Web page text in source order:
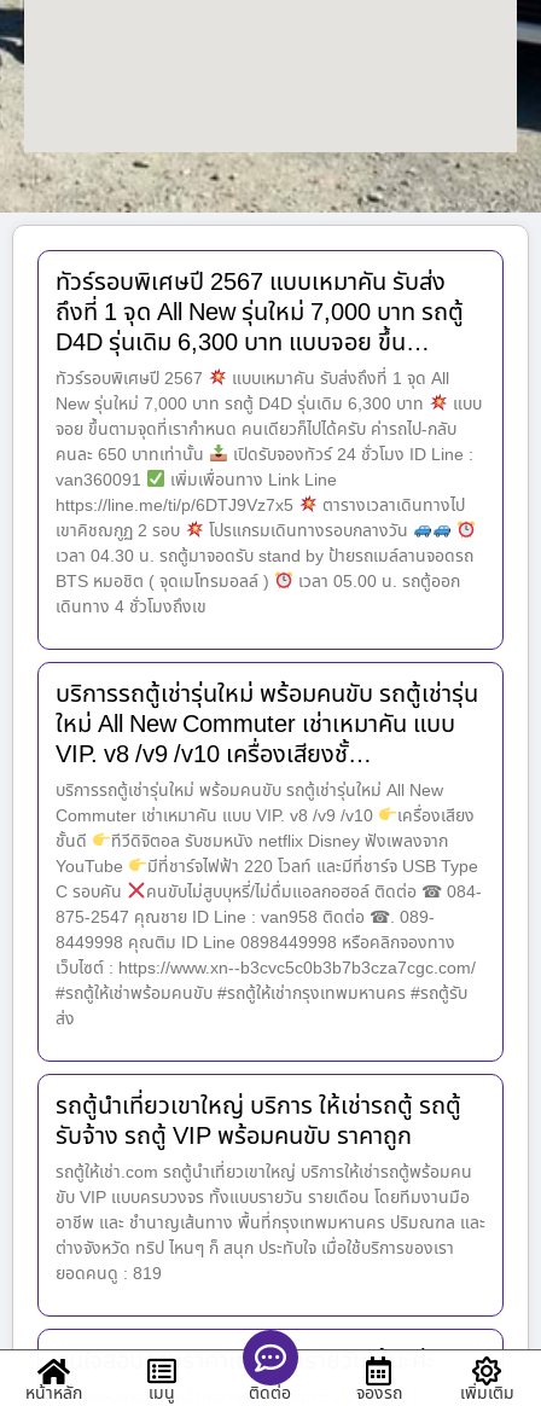
ทัวร์รอบพิเศษปี 2567 แบบเหมาคัน รับส่ง
ถึงที่ 1 จุด All New รุ่นใหม่ 7,000 บาท รถตู้
D4D รุ่นเดิม 6,300 บาท แบบจอย ขึ้น…
ทัวร์รอบพิเศษปี 2567
แบบเหมาคัน รับส่งถึงที่ 1 จุด All
New รุ่นใหม่ 7,000 บาท รถตู้ D4D รุ่นเดิม 6,300 บาท
แบบ
จอย ขึ้นตามจุดที่เรากำหนด คนเดียวก็ไปได้ครับ ค่ารถไป-กลับ
คนละ 650 บาทเท่านั้น
เปิดรับจองทัวร์ 24 ชั่วโมง ID Line :
van360091
เพิ่มเพื่อนทาง Link Line
https://line.me/ti/p/6DTJ9Vz7x5
ตารางเวลาเดินทางไป
เขาคิชฌกูฏ 2 รอบ
โปรแกรมเดินทางรอบกลางวัน
เวลา 04.30 น. รถตู้มาจอดรับ stand by ป้ายรถเมล์ลานจอดรถ
BTS หมอชิต ( จุดเมโทรมอลล์ )
เวลา 05.00 น. รถตู้ออก
เดินทาง 4 ชั่วโมงถึงเข
บริการรถตู้เช่ารุ่นใหม่ พร้อมคนขับ รถตู้เช่ารุ่น
ใหม่ All New Commuter เช่าเหมาคัน แบบ
VIP. v8 /v9 /v10 เครื่องเสียงชั้…
บริการรถตู้เช่ารุ่นใหม่ พร้อมคนขับ รถตู้เช่ารุ่นใหม่ All New
Commuter เช่าเหมาคัน แบบ VIP. v8 /v9 /v10
เครื่องเสียง
ชั้นดี
ทีวีดิจิตอล รับชมหนัง netflix Disney ฟังเพลงจาก
YouTube
มีที่ชาร์จไฟฟ้า 220 โวลท์ และมีที่ชาร์จ USB Type
C รอบคัน
คนขับไม่สูบบุหรี่/ไม่ดื่มแอลกอฮอล์ ติดต่อ ☎ 084-
875-2547 คุณชาย ID Line : van958 ติดต่อ ☎. 089-
8449998 คุณติม ID Line 0898449998 หรือคลิกจองทาง
เว็บไซต์ : https://www.xn--b3cvc5c0b3b7b3cza7cgc.com/
#รถตู้ให้เช่าพร้อมคนขับ #รถตู้ให้เช่ากรุงเทพมหานคร #รถตู้รับ
ส่ง
รถตู้นำเที่ยวเขาใหญ่ บริการ ให้เช่ารถตู้ รถตู้
รับจ้าง รถตู้ VIP พร้อมคนขับ ราคาถูก
รถตู้ให้เช่า.com รถตู้นำเที่ยวเขาใหญ่ บริการให้เช่ารถตู้พร้อมคน
ขับ VIP แบบครบวงจร ทั้งแบบรายวัน รายเดือน โดยทีมงานมือ
อาชีพ และ ชำนาญเส้นทาง พื้นที่กรุงเทพมหานคร ปริมณฑล และ
ต่างจังหวัด ทริป ไหนๆ ก็ สนุก ประทับใจ เมื่อใช้บริการของเรา
ยอดคนดู : 819
สนใจสอบถามราคาเช่าเหมารายวันได้นะค่ะ
สนใจสอบถามราคาเช่าเหมารายวันได้นะค่ะ [fb_vid
หน้าหลัก เมนู ติดต่อ จองรถ เพิ่มเติม